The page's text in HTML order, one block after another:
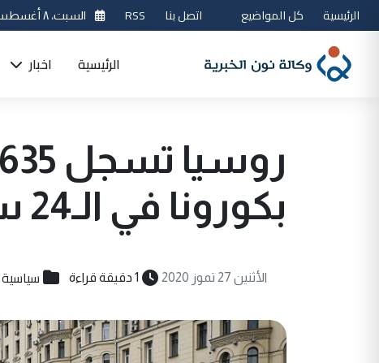
الرئيسية كل المواضيع اتصل بنا RSS السبت، ٨ أغسطس 2026
الرئيسية اخبار
بكورونا في الـ24 ساعة الأخيرة
الأثنين 27 تموز 2020 1 دقيقة قراءة سياسية